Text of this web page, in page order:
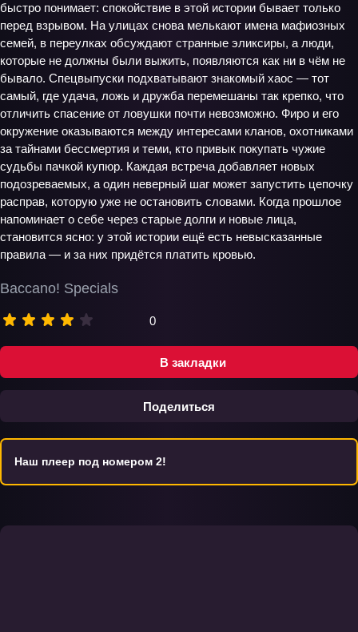
В закладки
Поделиться
Baccano! Specials
0
быстро понимает: спокойствие в этой истории бывает только
перед взрывом. На улицах снова мелькают имена мафиозных
семей, в переулках обсуждают странные эликсиры, а люди,
которые не должны были выжить, появляются как ни в чём не
бывало. Спецвыпуски подхватывают знакомый хаос — тот
самый, где удача, ложь и дружба перемешаны так крепко, что
отличить спасение от ловушки почти невозможно. Фиро и его
окружение оказываются между интересами кланов, охотниками
за тайнами бессмертия и теми, кто привык покупать чужие
судьбы пачкой купюр. Каждая встреча добавляет новых
подозреваемых, а один неверный шаг может запустить цепочку
расправ, которую уже не остановить словами. Когда прошлое
напоминает о себе через старые долги и новые лица,
становится ясно: у этой истории ещё есть невысказанные
правила — и за них придётся платить кровью.
Наш плеер под номером 2!